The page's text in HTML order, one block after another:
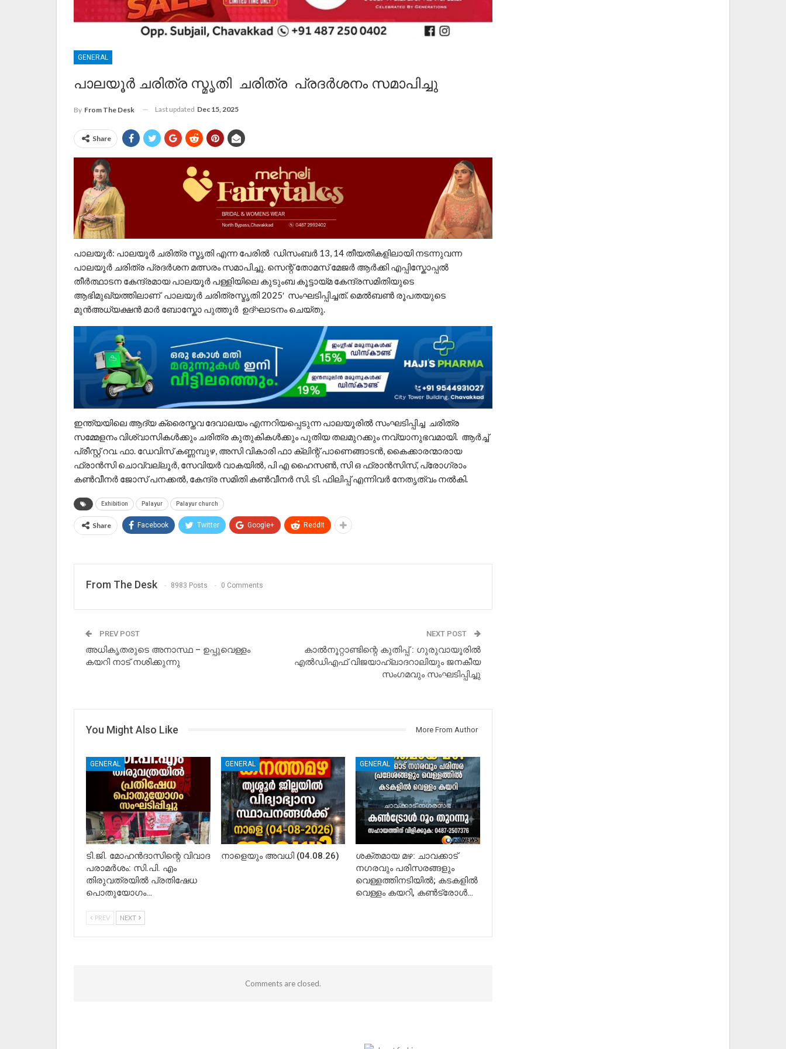
GENERAL
പാലയൂർ ചരിത്ര സ്മൃതി ചരിത്ര പ്രദർശനം സമാപിച്ചു
By From The Desk Last updated Dec 15, 2025
Share
പാലയൂർ: പാലയൂർ ചരിത്ര സ്മൃതി എന്ന പേരിൽ ഡിസംബർ 13, 14 തീയതികളിലായി നടന്നുവന്ന
പാലയൂർ ചരിത്ര പ്രദർശന മത്സരം സമാപിച്ചു. സെന്റ് തോമസ് മേജർ ആർക്കി എപ്പിസ്കോപ്പൽ
തീർത്ഥാടന കേന്ദ്രമായ പാലയൂർ പള്ളിയിലെ കുടുംബ കൂട്ടായ്മ കേന്ദ്രസമിതിയുടെ
ആഭിമുഖ്യത്തിലാണ് പാലയൂർ ചരിത്രസ്മൃതി 2025′ സംഘടിപ്പിച്ചത്. മെൽബൺ രൂപതയുടെ
മുൻഅധ്യക്ഷൻ മാർ ബോസ്കോ പുത്തൂർ ഉദ്ഘാടനം ചെയ്തു.
ഇന്ത്യയിലെ ആദ്യ ക്രൈസ്തവ ദേവാലയം എന്നറിയപ്പെടുന്ന പാലയൂരിൽ സംഘടിപ്പിച്ച ചരിത്ര
സമ്മേളനം വിശ്വാസികൾക്കും ചരിത്ര കുതുകികൾക്കും പുതിയ തലമുറക്കും നവ്യാനുഭവമായി. ആർച്ച്
പ്രീസ്റ്റ് റവ. ഫാ. ഡേവിസ് കണ്ണമ്പുഴ, അസി വികാരി ഫാ ക്ലിന്റ് പാണെങ്ങാടൻ, കൈക്കാരന്മാരായ
ഫ്രാൻസി ചൊവ്വല്ലൂർ, സേവിയർ വാകയിൽ, പി എ ഹൈസൺ, സി ഒ ഫ്രാൻസിസ്, പ്രോഗ്രാം
കൺവീനർ ജോസ് പനക്കൽ, കേന്ദ്ര സമിതി കൺവീനർ സി. ടി. ഫിലിപ്പ് എന്നിവർ നേതൃത്വം നൽകി.
Exhibition Palayur Palayur church
Share Facebook Twitter Google+ ReddIt
From The Desk 8983 Posts 0 Comments
PREV POST
അധികൃതരുടെ അനാസ്ഥ – ഉപ്പുവെള്ളം
കയറി നാട് നശിക്കുന്നു
NEXT POST
കാല്‍നൂറ്റാണ്ടിന്റെ കുതിപ്പ് : ഗുരുവായൂരിൽ
എൽഡിഎഫ് വിജയാഹ്ലാദറാലിയും ജനകീയ
സംഗമവും സംഘടിപ്പിച്ചു
You Might Also Like More From Author
GENERAL
ടി.ജി. മോഹൻദാസിന്റെ വിവാദ
പരാമർശം: സി.പി. എം
തിരുവത്രയിൽ പ്രതിഷേധ
പൊതുയോഗം…
GENERAL
നാളെയും അവധി (04.08.26)
GENERAL
ശക്തമായ മഴ: ചാവക്കാട്
നഗരവും പരിസരങ്ങളും
വെള്ളത്തിനടിയിൽ; കടകളിൽ
വെള്ളം കയറി, കൺട്രോൾ…
PREV NEXT
Comments are closed.